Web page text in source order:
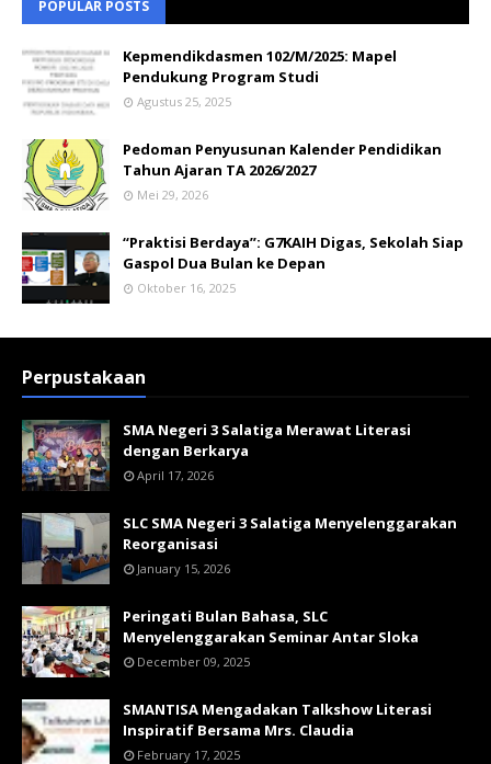
POPULAR POSTS
Kepmendikdasmen 102/M/2025: Mapel
Pendukung Program Studi
Agustus 25, 2025
Pedoman Penyusunan Kalender Pendidikan
Tahun Ajaran TA 2026/2027
Mei 29, 2026
“Praktisi Berdaya”: G7KAIH Digas, Sekolah Siap
Gaspol Dua Bulan ke Depan
Oktober 16, 2025
Perpustakaan
SMA Negeri 3 Salatiga Merawat Literasi
dengan Berkarya
April 17, 2026
SLC SMA Negeri 3 Salatiga Menyelenggarakan
Reorganisasi
January 15, 2026
Peringati Bulan Bahasa, SLC
Menyelenggarakan Seminar Antar Sloka
December 09, 2025
SMANTISA Mengadakan Talkshow Literasi
Inspiratif Bersama Mrs. Claudia
February 17, 2025